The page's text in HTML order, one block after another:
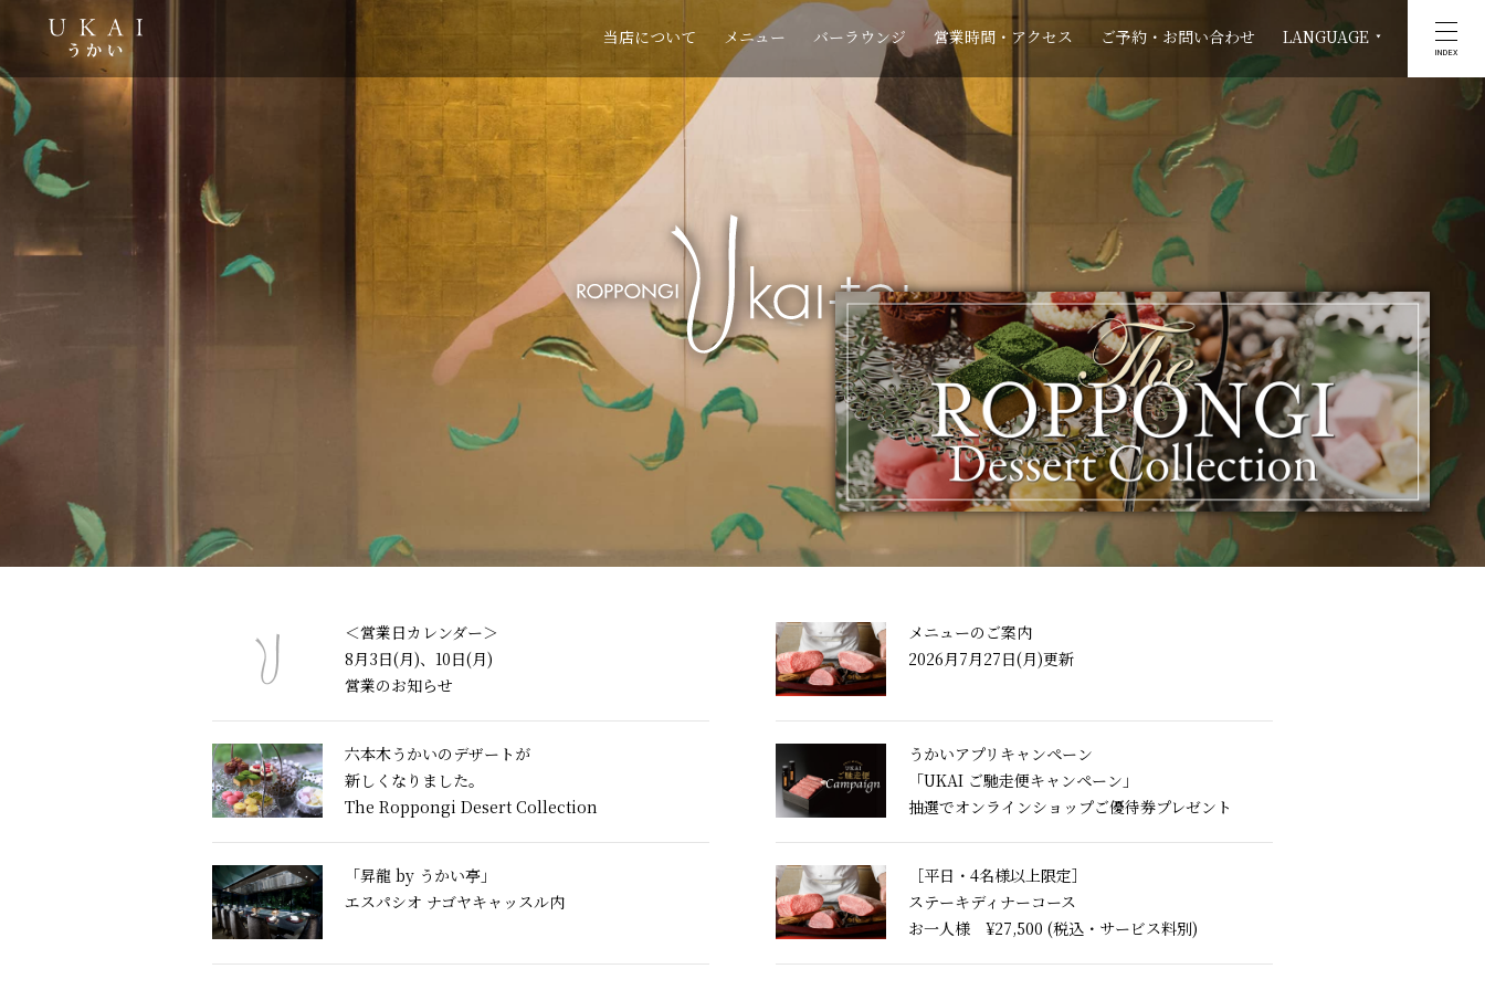
当店について メニュー バーラウンジ 営業時間・アクセス ご予約・お問い合わせ LANGUAGE
INDEX
＜営業日カレンダー＞
8月3日(月)、10日(月)
営業のお知らせ
メニューのご案内
2026月7月27日(月)更新
六本木うかいのデザートが
新しくなりました。
The Roppongi Desert Collection
うかいアプリキャンペーン
「UKAI ご馳走便キャンペーン」
抽選でオンラインショップご優待券プレゼント
「昇龍 by うかい亭」
エスパシオ ナゴヤキャッスル内
［平日・4名様以上限定］
ステーキディナーコース
お一人様 ¥27,500 (税込・サービス料別)